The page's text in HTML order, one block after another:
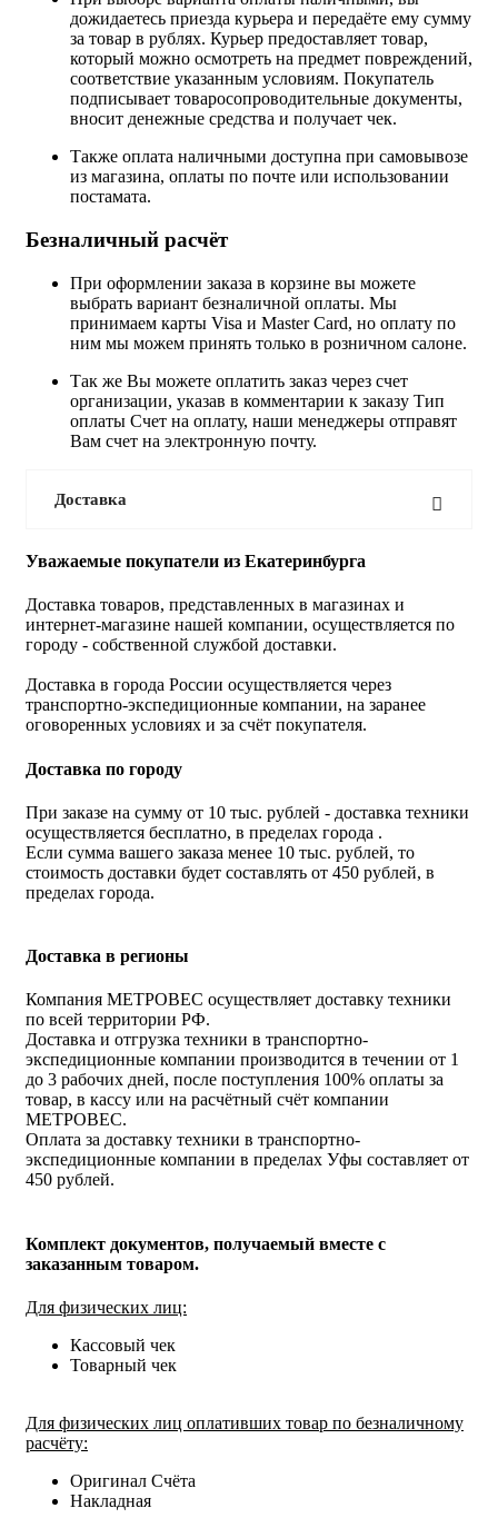
дожидаетесь приезда курьера и передаёте ему сумму
за товар в рублях. Курьер предоставляет товар,
который можно осмотреть на предмет повреждений,
соответствие указанным условиям. Покупатель
подписывает товаросопроводительные документы,
вносит денежные средства и получает чек.
Также оплата наличными доступна при самовывозе
из магазина, оплаты по почте или использовании
постамата.
Безналичный расчёт
При оформлении заказа в корзине вы можете
выбрать вариант безналичной оплаты. Мы
принимаем карты Visa и Master Card, но оплату по
ним мы можем принять только в розничном салоне.
Так же Вы можете оплатить заказ через счет
организации, указав в комментарии к заказу Тип
оплаты Счет на оплату, наши менеджеры отправят
Вам счет на электронную почту.
Доставка
Уважаемые покупатели из Екатеринбурга
Доставка товаров, представленных в магазинах и
интернет-магазине нашей компании, осуществляется по
городу - собственной службой доставки.
Доставка в города России осуществляется через
транспортно-экспедиционные компании, на заранее
оговоренных условиях и за счёт покупателя.
Доставка по городу
При заказе на сумму от 10 тыс. рублей - доставка техники
осуществляется бесплатно, в пределах города .
Если сумма вашего заказа менее 10 тыс. рублей, то
стоимость доставки будет составлять от 450 рублей, в
пределах города.
Доставка в регионы
Компания МЕТРОВЕС осуществляет доставку техники
по всей территории РФ.
Доставка и отгрузка техники в транспортно-
экспедиционные компании производится в течении от 1
до 3 рабочих дней, после поступления 100% оплаты за
товар, в кассу или на расчётный счёт компании
МЕТРОВЕС.
Оплата за доставку техники в транспортно-
экспедиционные компании в пределах Уфы составляет от
450 рублей.
Комплект документов, получаемый вместе с
заказанным товаром.
Для физических лиц:
Кассовый чек
Товарный чек
Для физических лиц оплативших товар по безналичному
расчёту:
Оригинал Счёта
Накладная